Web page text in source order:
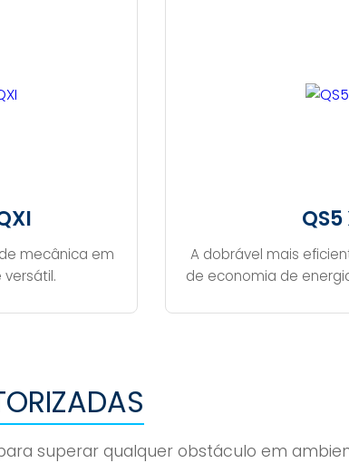
mecânica em
QS5
A dobrável mais
de economia de
superar qualquer obstáculo em